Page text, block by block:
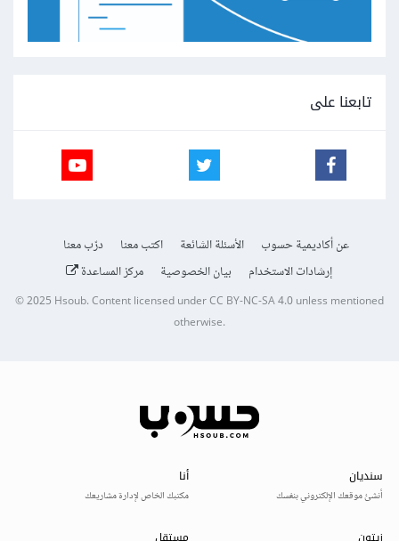
تابعنا على
عن أكاديمية حسوب الأسئلة الشائعة اكتب معنا
درّب معنا
إرشادات الاستخدام
بيان الخصوصية مركز المساعدة
© 2025Hsoub.Content licensed underCC BY-NC-SA 4.0unless mentioned
otherwise.